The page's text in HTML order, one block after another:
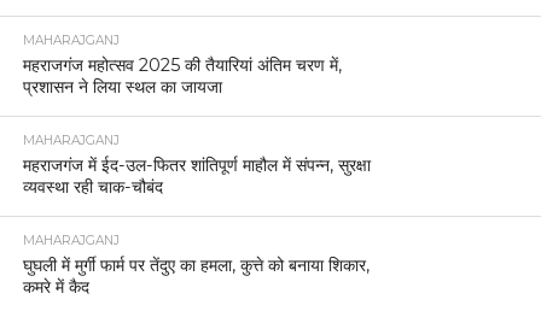
MAHARAJGANJ
महराजगंज महोत्सव 2025 की तैयारियां अंतिम चरण में,
प्रशासन ने लिया स्थल का जायजा
MAHARAJGANJ
महराजगंज में ईद-उल-फितर शांतिपूर्ण माहौल में संपन्न, सुरक्षा
व्यवस्था रही चाक-चौबंद
MAHARAJGANJ
घुघली में मुर्गी फार्म पर तेंदुए का हमला, कुत्ते को बनाया शिकार,
कमरे में कैद